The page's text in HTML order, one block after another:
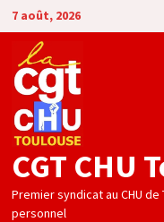
Passer
au
contenu
7 août, 2026
CGT CHU
Premier syndicat au CHU
personnel